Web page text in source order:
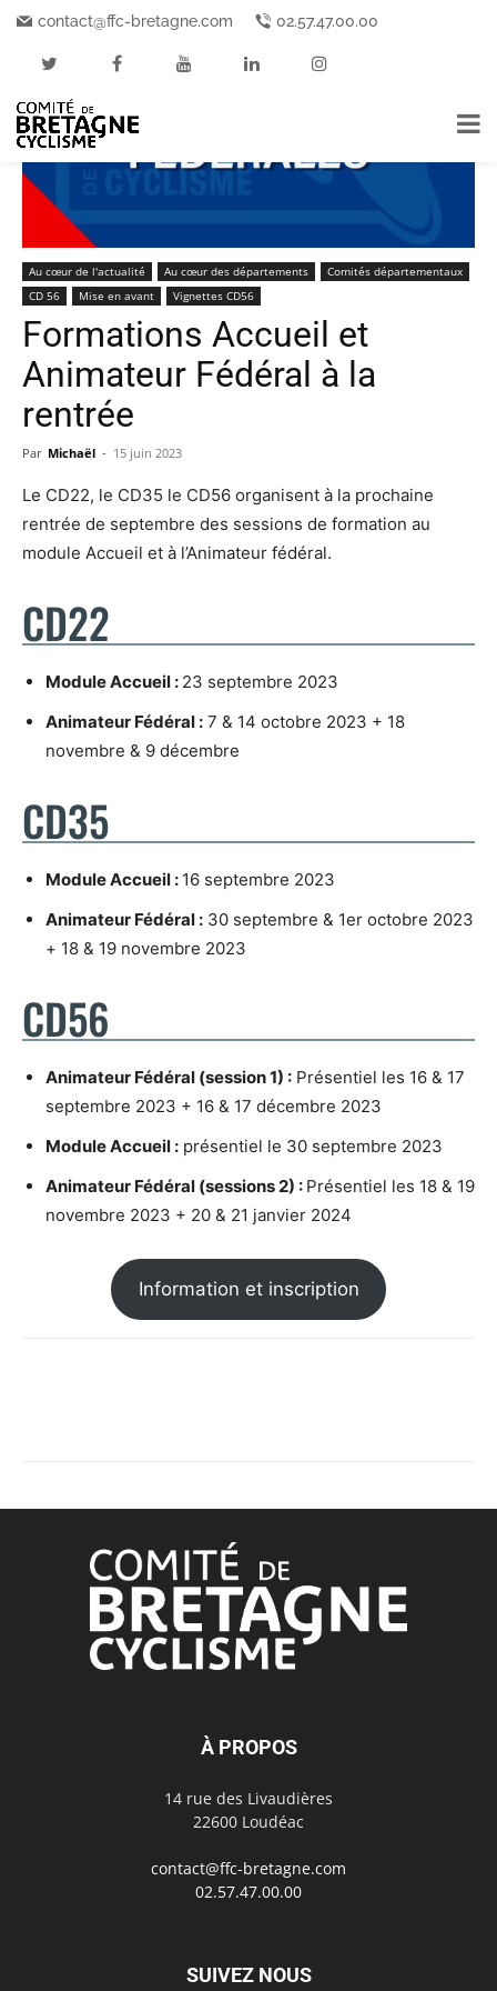
contact@ffc-bretagne.com 02.57.47.00.00
Accueil Au cœur de l'actualité
Au cœur de l'actualité Au cœur des départements
Comités départementaux
CD 56
Mise en avant Vignettes CD56
Formations Accueil et
Animateur Fédéral à la
rentrée
Par Michaël - 15 juin 2023
Le CD22, le CD35 le CD56 organisent à la prochaine
rentrée de septembre des sessions de formation au
module Accueil et à l’Animateur fédéral.
CD22
Module Accueil : 23 septembre 2023
Animateur Fédéral : 7 & 14 octobre 2023 + 18
novembre & 9 décembre
CD35
Module Accueil : 16 septembre 2023
Animateur Fédéral : 30 septembre & 1er octobre 2023
+ 18 & 19 novembre 2023
CD56
Animateur Fédéral (session 1) : Présentiel les 16 & 17
septembre 2023 + 16 & 17 décembre 2023
Module Accueil : présentiel le 30 septembre 2023
Animateur Fédéral (sessions 2) : Présentiel les 18 & 19
novembre 2023 + 20 & 21 janvier 2024
Information et inscription
À PROPOS
14 rue des Livaudières
22600 Loudéac
contact@ffc-bretagne.com
02.57.47.00.00
SUIVEZ NOUS